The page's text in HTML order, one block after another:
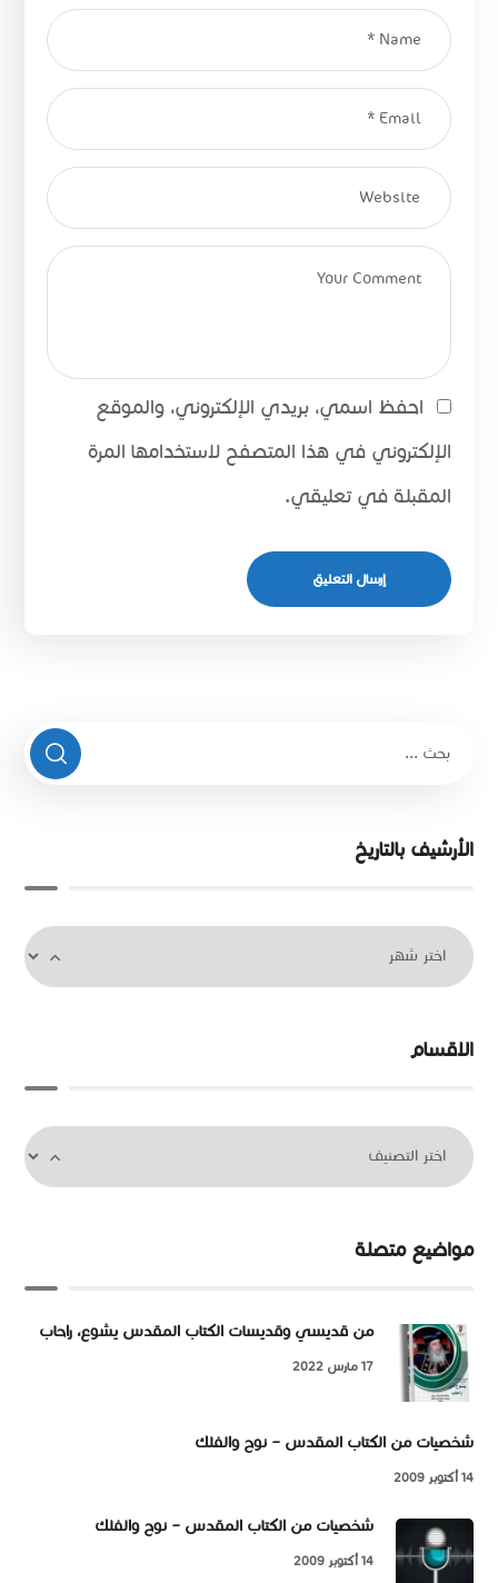
احفظ اسمي، بريدي الإلكتروني، والموقع
الإلكتروني في هذا المتصفح لاستخدامها المرة
المقبلة في تعليقي.
الأرشيف بالتاريخ
الاقسام
مواضيع متصلة
من قديسي وقديسات الكتاب المقدس يشوع، راحاب
17 مارس 2022
شخصيات من الكتاب المقدس – نوح والفلك
14 أكتوبر 2009
شخصيات من الكتاب المقدس – نوح والفلك
14 أكتوبر 2009